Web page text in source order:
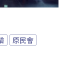
原民會